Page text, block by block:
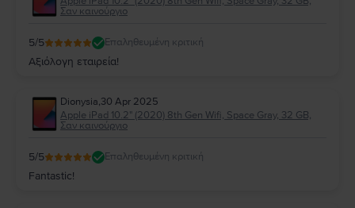
Σαν καινούργιο
5/5 Επαληθευμένη κριτική
Αξιόλογη εταιρεία!
Dionysia,30 Apr 2025
Apple iPad 10.2" (2020) 8th Gen Wifi, Space Gray, 32 GB,
Σαν καινούργιο
5/5 Επαληθευμένη κριτική
Fantastic!